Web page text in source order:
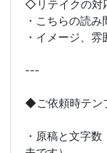
◇リテイクの対
・こちらの読
・イメージ、
---
◆ご依頼時テ
・原稿と文字